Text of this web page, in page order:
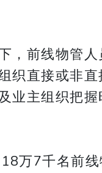
，前线物管
织直接或非
业主组织把
万7千名前